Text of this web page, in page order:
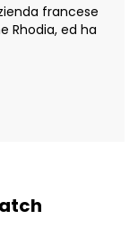
francese
Rhodia, ed ha